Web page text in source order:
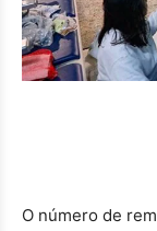
O número de